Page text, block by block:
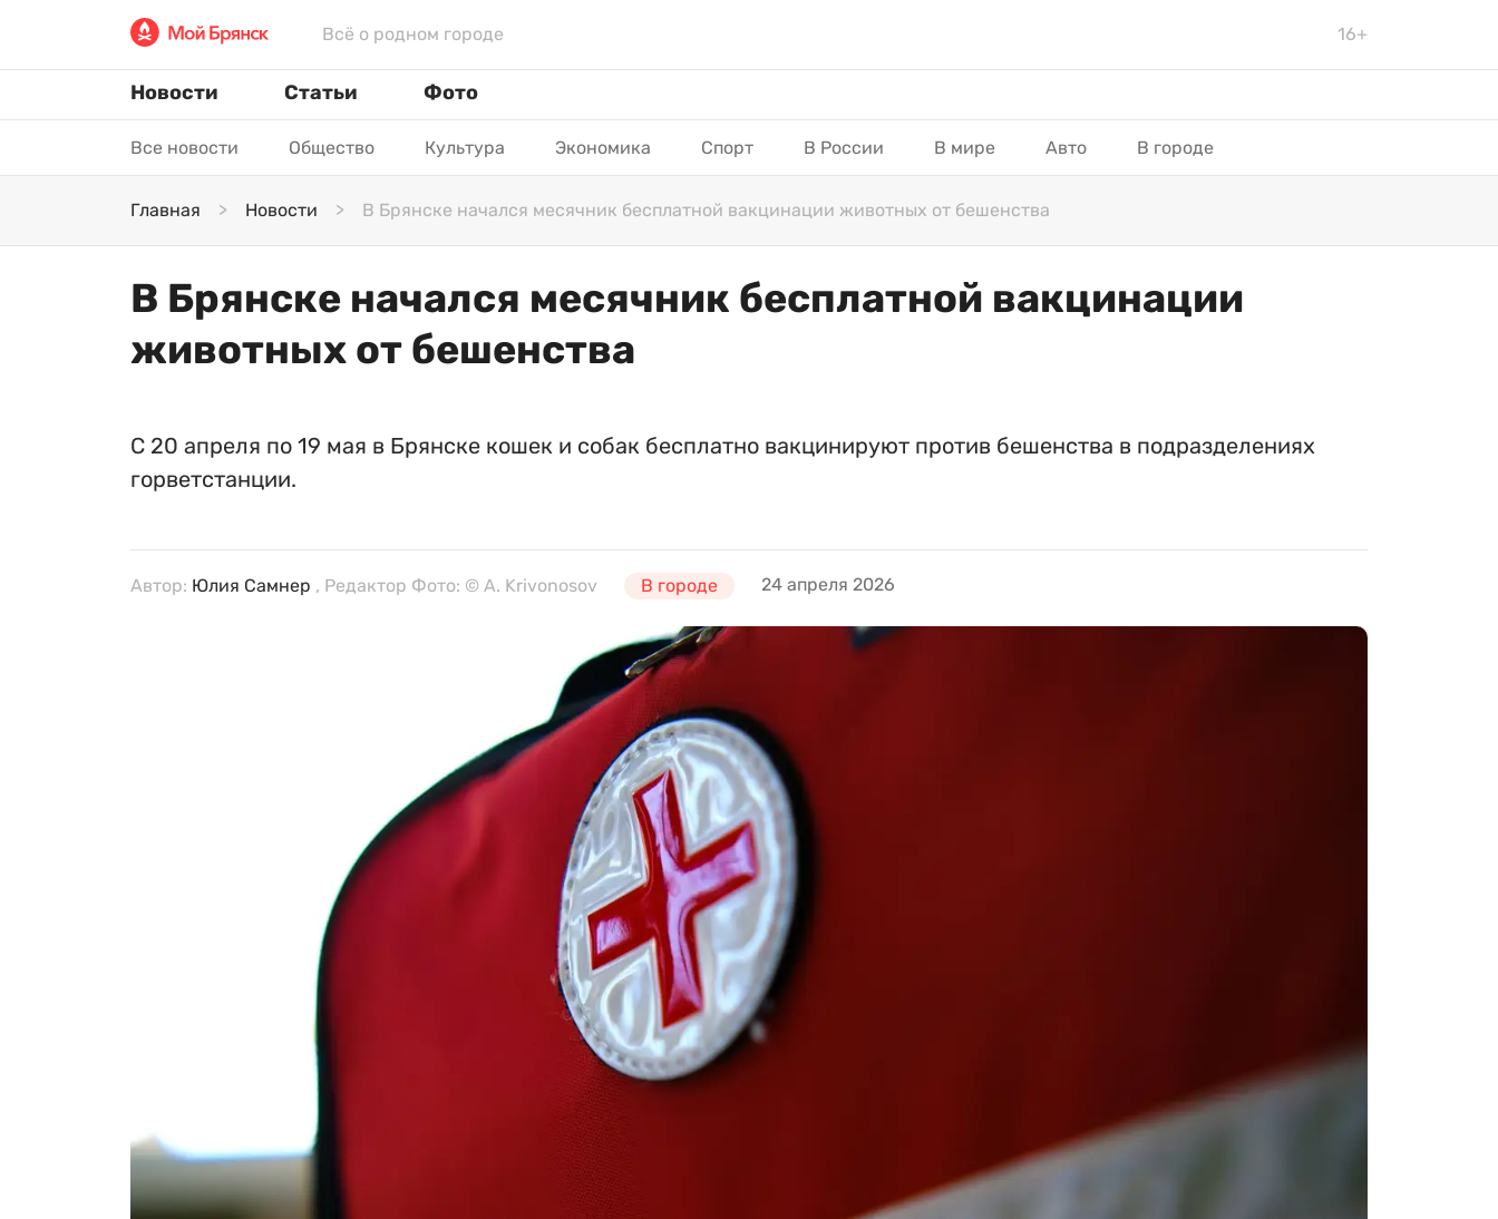
Всё о родном городе 16+
Новости Статьи Фото
Все новости Общество Культура Экономика Спорт В России В мире Авто В городе
Главная Новости В Брянске начался месячник бесплатной вакцинации животных от бешенства
В Брянске начался месячник бесплатной вакцинации
животных от бешенства
С 20 апреля по 19 мая в Брянске кошек и собак бесплатно вакцинируют против бешенства в подразделениях
горветстанции.
Автор: Юлия Самнер , Редактор Фото: © A. Krivonosov В городе 24 апреля 2026